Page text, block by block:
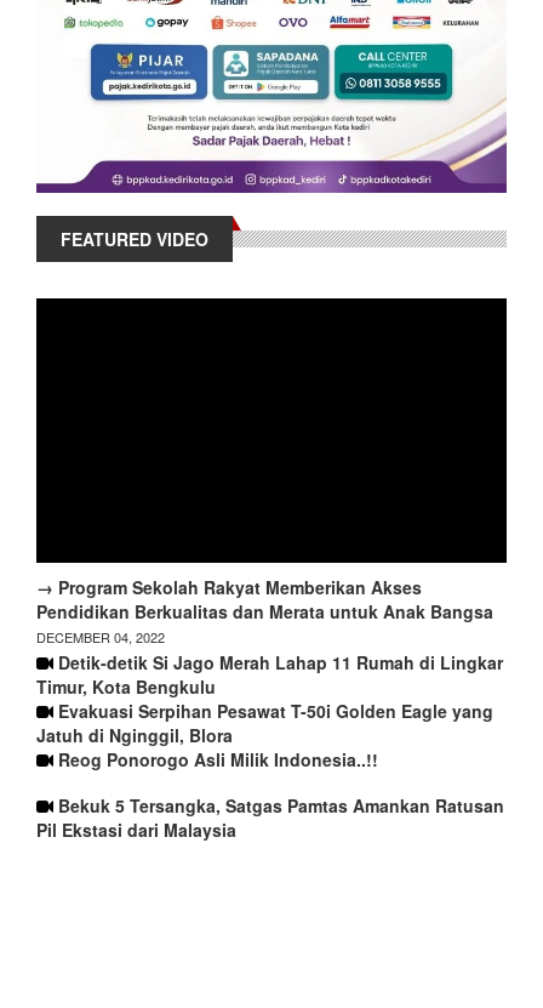
FEATURED VIDEO
→ Program Sekolah Rakyat Memberikan Akses
Pendidikan Berkualitas dan Merata untuk Anak Bangsa
DECEMBER 04, 2022
Detik-detik Si Jago Merah Lahap 11 Rumah di Lingkar
Timur, Kota Bengkulu
Evakuasi Serpihan Pesawat T-50i Golden Eagle yang
Jatuh di Nginggil, Blora
Reog Ponorogo Asli Milik Indonesia..!!
Bekuk 5 Tersangka, Satgas Pamtas Amankan Ratusan
Pil Ekstasi dari Malaysia